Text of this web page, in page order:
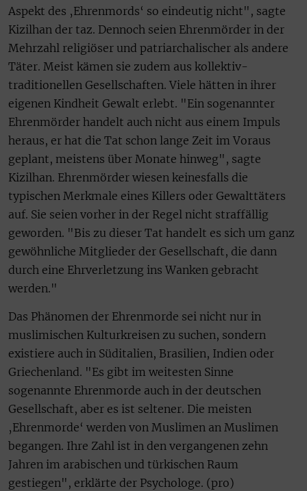
Aspekt des ‚Ehrenmords‘ so eindeutig nicht", sagte
Kizilhan der taz. Dennoch seien Ehrenmörder in der
Mehrzahl religiöser und patriarchalischer als andere
Täter. Meist kämen sie zudem aus kollektiv-
traditionellen Gesellschaften. Viele hätten in ihrer
eigenen Kindheit Gewalt erlebt. "Ein sogenannter
Ehrenmörder handelt auch nicht aus einem Impuls
heraus, er hat die Tat schon lange Zeit im Voraus
geplant, meistens über Monate hinweg", sagte
Kizilhan. Ehrenmörder wiesen keinesfalls die
typischen Merkmale eines Killers oder Gewalttäters
auf. Sie seien vorher in der Regel nicht straffällig
geworden. "Bis zu dieser Tat handelt es sich um ganz
gewöhnliche Mitglieder der Gesellschaft, die dann
durch eine Ehrverletzung ins Wanken gebracht
werden."
Das Phänomen der Ehrenmorde sei nicht nur in
muslimischen Kulturkreisen zu suchen, sondern
existiere auch in Süditalien, Brasilien, Indien oder
Griechenland. "Es gibt im weitesten Sinne
sogenannte Ehrenmorde auch in der deutschen
Gesellschaft, aber es ist seltener. Die meisten
‚Ehrenmorde‘ werden von Muslimen an Muslimen
begangen. Ihre Zahl ist in den vergangenen zehn
Jahren im arabischen und türkischen Raum
gestiegen", erklärte der Psychologe. (pro)